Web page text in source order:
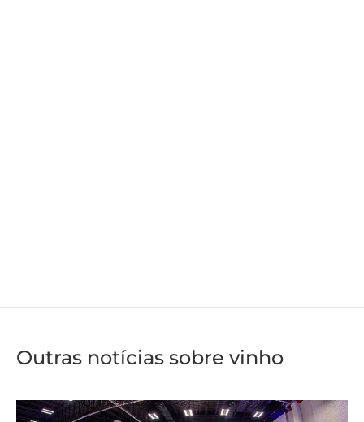
Outras notícias sobre vinho